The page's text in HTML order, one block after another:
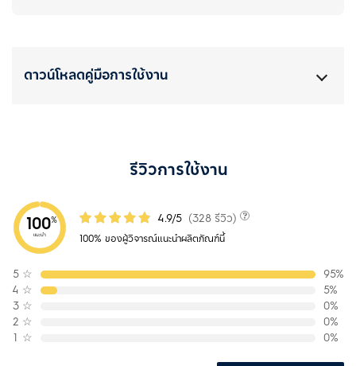
ดาวน์โหลดคู่มือการใช้งาน
รีวิวการใช้งาน
100%
แนะนำ
4.9/5 (328 รีวิว)
100% ของผู้วิจารณ์แนะนำผลิตภัณฑ์นี้
5 ☆
95%
4 ☆
5%
3 ☆
0%
2 ☆
0%
1 ☆ 0%